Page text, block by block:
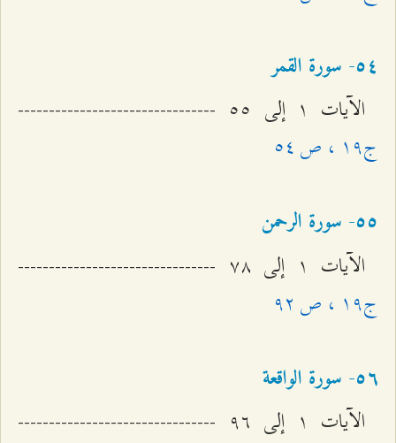
٥٤- سورة القمر
الآيات ۱ إلى ٥٥ --------------------------------
ج۱٩ ، ص ٥٤
٥٥- سورة الرحمن
الآيات ۱ إلى ۷۸ --------------------------------
ج۱٩ ، ص ٩٢
٥٦- سورة الواقعة
الآيات ۱ إلى ٩٦ --------------------------------